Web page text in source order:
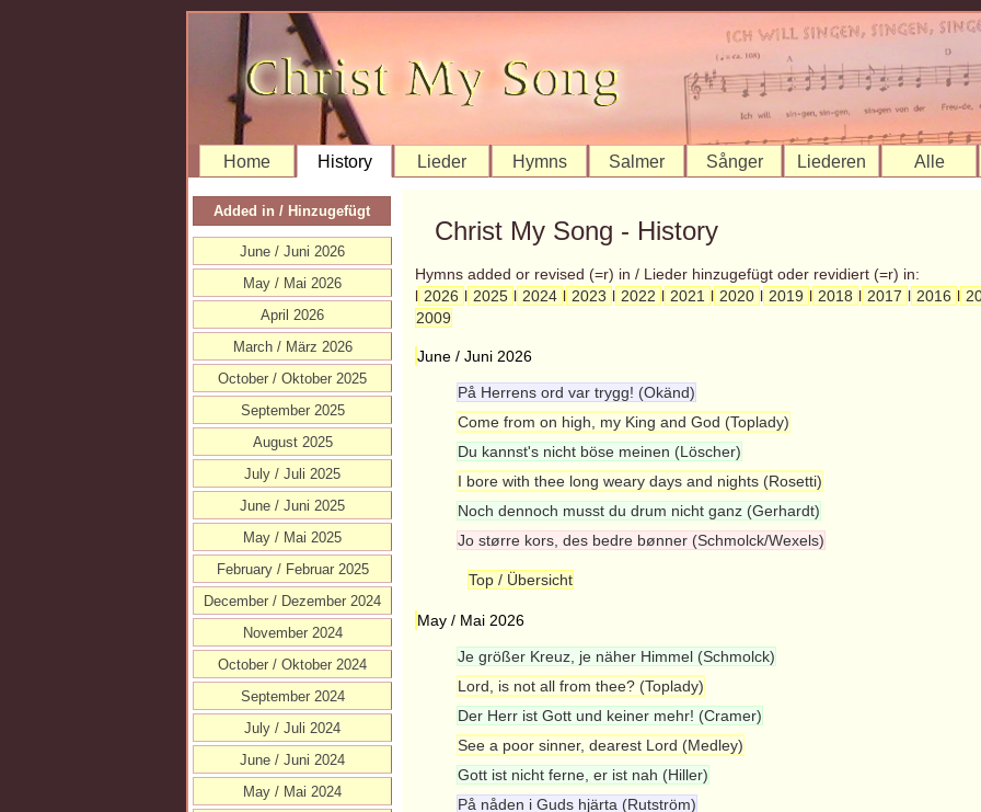
Home History Lieder Hymns Salmer Sånger Liederen Alle
Christ My Song - History
Hymns added or revised (=r) in / Lieder hinzugefügt oder revidiert (=r) in:
l 2026 l 2025 l 2024 l 2023 l 2022 l 2021 l 2020 l 2019 l 2018 l 2017 l 2016 l
2009
June / Juni 2026
På Herrens ord var trygg! (Okänd)
Come from on high, my King and God (Toplady)
Du kannst's nicht böse meinen (Löscher)
I bore with thee long weary days and nights (Rosetti)
Noch dennoch musst du drum nicht ganz (Gerhardt)
Jo større kors, des bedre bønner (Schmolck/Wexels)
Top / Übersicht
May / Mai 2026
Je größer Kreuz, je näher Himmel (Schmolck)
Lord, is not all from thee? (Toplady)
Der Herr ist Gott und keiner mehr! (Cramer)
See a poor sinner, dearest Lord (Medley)
Gott ist nicht ferne, er ist nah (Hiller)
På nåden i Guds hjärta (Rutström)
Added in / Hinzugefügt
June / Juni 2026
May / Mai 2026
April 2026
March / März 2026
October / Oktober 2025
September 2025
August 2025
July / Juli 2025
June / Juni 2025
May / Mai 2025
February / Februar 2025
December / Dezember 2024
November 2024
October / Oktober 2024
September 2024
July / Juli 2024
June / Juni 2024
May / Mai 2024